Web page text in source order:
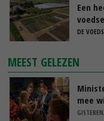
Een
DE
MEEST GELEZEN
mee